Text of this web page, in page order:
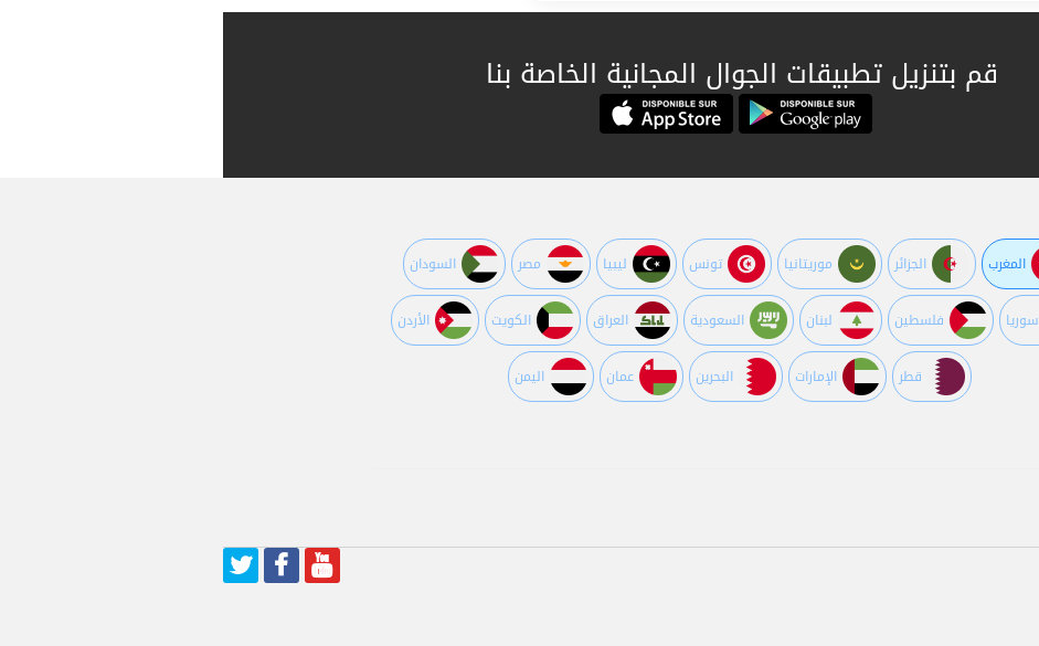
قم بتنزيل تطبيقات الجوال المجانية الخاصة بنا
المغرب الجزائر موريتانيا تونس ليبيا مصر السودان
سوريا فلسطين لبنان السعودية العراق الكويت اﻷردن
قطر اﻹمارات البحرين عمان اليمن